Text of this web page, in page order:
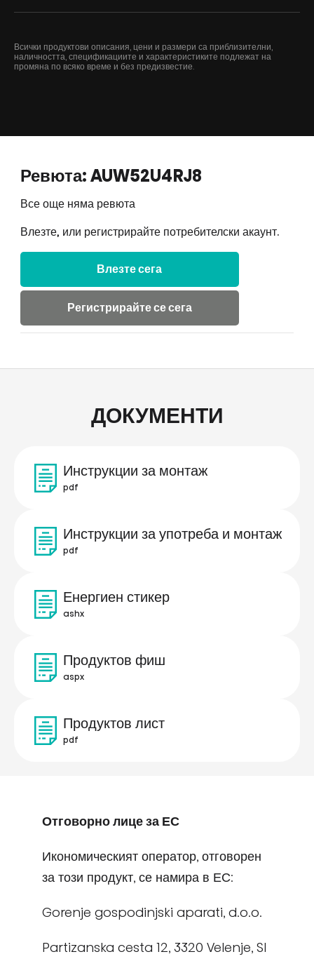
Всички продуктови описания, цени и размери са приблизителни,
наличността, спецификациите и характеристиките подлежат на
промяна по всяко време и без предизвестие.
Ревюта: AUW52U4RJ8
Все още няма ревюта
Влезте, или регистрирайте потребителски акаунт.
Влезте сега
Регистрирайте се сега
ДОКУМЕНТИ
Инструкции за монтаж
pdf
Инструкции за употреба и монтаж
pdf
Енергиен стикер
ashx
Продуктов фиш
aspx
Продуктов лист
pdf
Отговорно лице за ЕС
Икономическият оператор, отговорен
за този продукт, се намира в ЕС:
Gorenje gospodinjski aparati, d.o.o.
Partizanska cesta 12, 3320 Velenje, SI